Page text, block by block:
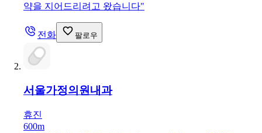
약을 지어드리려고 왔습니다"
전화 팔로우
서울가정의원 내과
휴진
600m